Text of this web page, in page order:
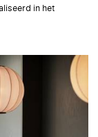
in het